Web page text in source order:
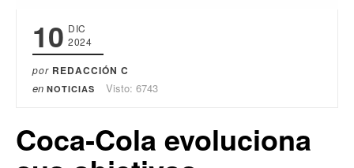
10 DIC
2024
por REDACCIÓN C
en NOTICIAS Visto: 6743
Coca‑Cola evoluciona